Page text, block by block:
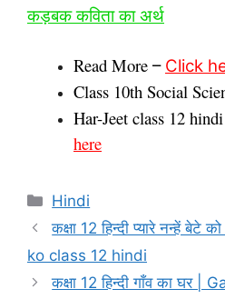
कड़‍बक कविता का अर्थ
Read More – Click
Class 10th Social
Har-Jeet class 12
here
Categories
Hindi
कक्षा 12 हिन्‍दी प्‍यारे नन्‍हें
ko class 12 hindi
कक्षा 12 हिन्‍दी गाँव का घर